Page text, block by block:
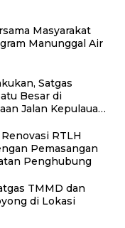
Masyarakat
Manunggal Air
Satgas
Besar di
Jalan Kepulauan
RTLH
Pemasangan
Penghubung
TMMD dan
di Lokasi